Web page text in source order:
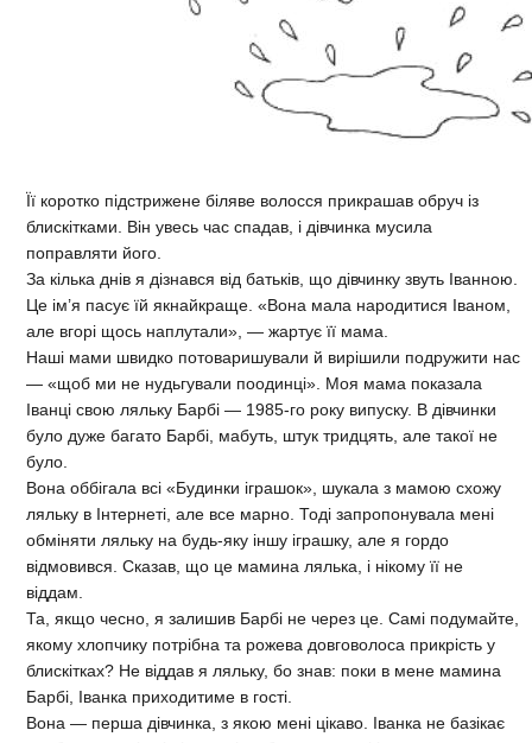
Її коротко підстрижене біляве волосся прикрашав обруч із
блискітками. Він увесь час спадав, і дівчинка мусила
поправляти його.
За кілька днів я дізнався від батьків, що дівчинку звуть Іванною.
Це ім’я пасує їй якнайкраще. «Вона мала народитися Іваном,
але вгорі щось наплутали», — жартує її мама.
Наші мами швидко потоваришували й вирішили подружити нас
— «щоб ми не нудьгували поодинці». Моя мама показала
Іванці свою ляльку Барбі — 1985-го року випуску. В дівчинки
було дуже багато Барбі, мабуть, штук тридцять, але такої не
було.
Вона оббігала всі «Будинки іграшок», шукала з мамою схожу
ляльку в Інтернеті, але все марно. Тоді запропонувала мені
обміняти ляльку на будь-яку іншу іграшку, але я гордо
відмовився. Сказав, що це мамина лялька, і нікому її не
віддам.
Та, якщо чесно, я залишив Барбі не через це. Самі подумайте,
якому хлопчику потрібна та рожева довговолоса прикрість у
блискітках? Не віддав я ляльку, бо знав: поки в мене мамина
Барбі, Іванка приходитиме в гості.
Вона — перша дівчинка, з якою мені цікаво. Іванка не базікає